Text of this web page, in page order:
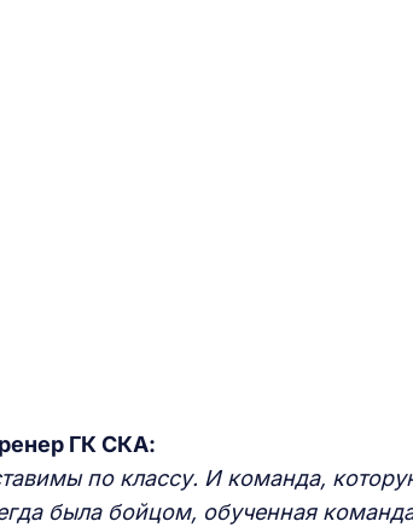
ГК СКА:
по классу. И команда,
была бойцом, обученная